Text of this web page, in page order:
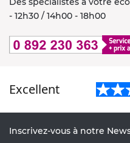
- 12h30 / 14h00 - 18h00
Excellent
Inscrivez-vous à notre